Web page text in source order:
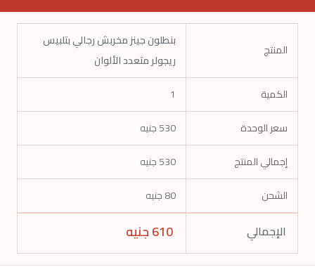
المنتج
بنطلون جينز مخربش رجالي بتلبيس
ريجولر متعدد الألوان
الكمية
1
سعر الوحدة
530جنيه
إجمالي المنتج
530جنيه
الشحن
80 جنيه
الإجمالي 610جنيه